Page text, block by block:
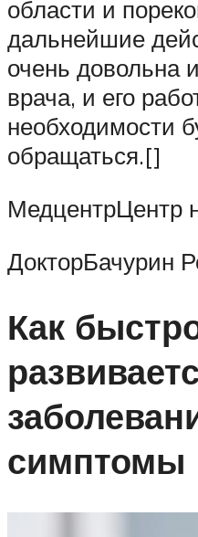
области и
дальнейшие
очень довольна
врача, и его
необходимости
обращаться.[]
МедцентрЦентр
ДокторБачурин
Как
симптомы